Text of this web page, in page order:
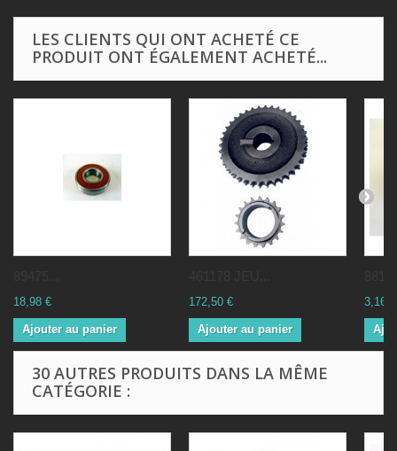
LES CLIENTS QUI ONT ACHETÉ CE
PRODUIT ONT ÉGALEMENT ACHETÉ...
18,98 €
Ajouter au panier
172,50 €
Ajouter au panier
3,16 €
30 AUTRES PRODUITS DANS LA MÊME
CATÉGORIE :